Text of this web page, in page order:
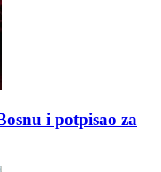
i potpisao za